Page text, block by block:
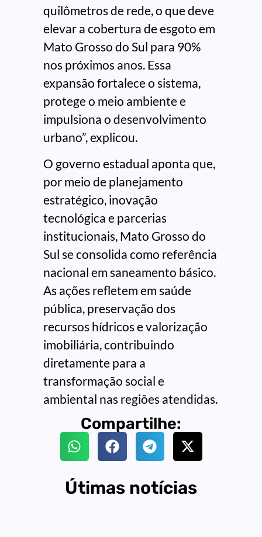
quilômetros de rede, o que deve
elevar a cobertura de esgoto em
Mato Grosso do Sul para 90%
nos próximos anos. Essa
expansão fortalece o sistema,
protege o meio ambiente e
impulsiona o desenvolvimento
urbano”, explicou.
O governo estadual aponta que,
por meio de planejamento
estratégico, inovação
tecnológica e parcerias
institucionais, Mato Grosso do
Sul se consolida como referência
nacional em saneamento básico.
As ações refletem em saúde
pública, preservação dos
recursos hídricos e valorização
imobiliária, contribuindo
diretamente para a
transformação social e
ambiental nas regiões atendidas.
Compartilhe:
Útimas notícias